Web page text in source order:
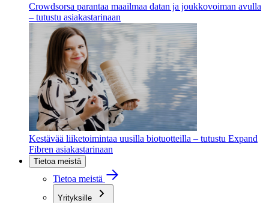
Crowdsorsa parantaa maailmaa datan ja joukkovoiman avulla
– tutustu asiakastarinaan
Kestävää liiketoimintaa uusilla biotuotteilla – tutustu Expand
Fibren asiakastarinaan
Tietoa meistä
Tietoa meistä
Yrityksille